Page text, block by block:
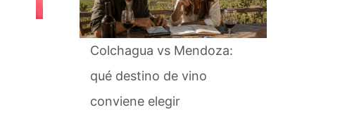
Colchagua vs Mendoza:
qué destino de vino
conviene elegir